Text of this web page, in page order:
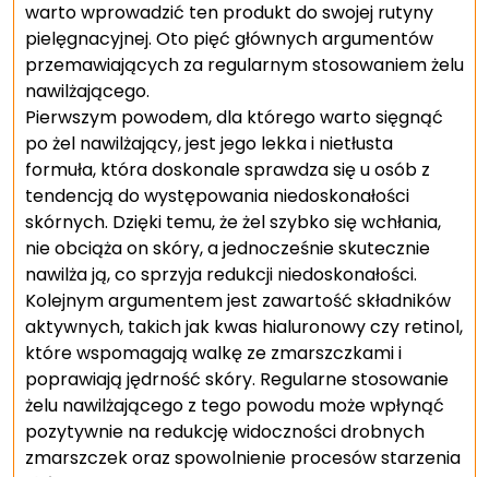
warto wprowadzić ten produkt do swojej rutyny
pielęgnacyjnej. Oto pięć głównych argumentów
przemawiających za regularnym stosowaniem żelu
nawilżającego.
Pierwszym powodem, dla którego warto sięgnąć
po żel nawilżający, jest jego lekka i nietłusta
formuła, która doskonale sprawdza się u osób z
tendencją do występowania niedoskonałości
skórnych. Dzięki temu, że żel szybko się wchłania,
nie obciąża on skóry, a jednocześnie skutecznie
nawilża ją, co sprzyja redukcji niedoskonałości.
Kolejnym argumentem jest zawartość składników
aktywnych, takich jak kwas hialuronowy czy retinol,
które wspomagają walkę ze zmarszczkami i
poprawiają jędrność skóry. Regularne stosowanie
żelu nawilżającego z tego powodu może wpłynąć
pozytywnie na redukcję widoczności drobnych
zmarszczek oraz spowolnienie procesów starzenia